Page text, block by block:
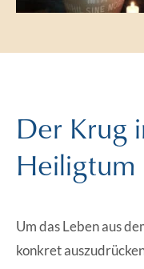
Der Krug
Heiligtum
Um das Leben aus
konkret